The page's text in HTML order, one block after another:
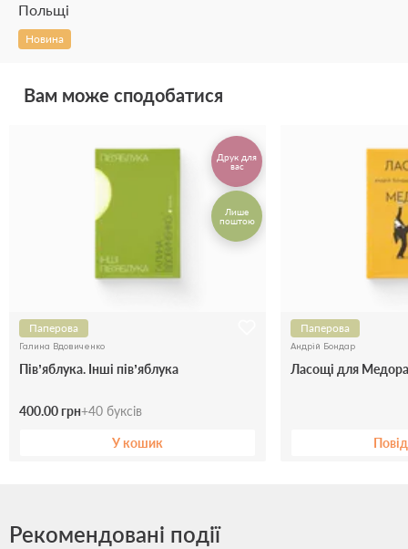
Польщі
Новина
Вам може сподобатися
Друк для
вас
Лише
поштою
Паперова
Галина Вдовиченко
Пів’яблука. Інші пів’яблука
400.00 грн+40 буксів
У кошик
Паперова
Андрiй Бондар
Ласощі для Медора
Рекомендовані події